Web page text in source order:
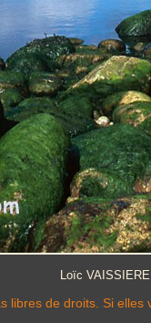
Loïc VAISSIERE
libres de droits. Si elles